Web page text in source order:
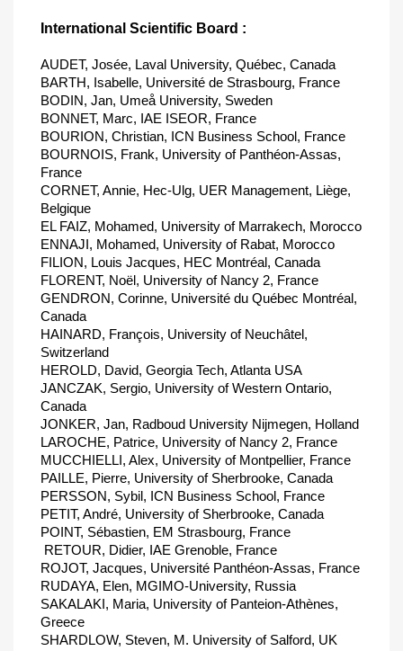
International Scientific Board :
AUDET, Josée, Laval University, Québec, Canada
BARTH, Isabelle, Université de Strasbourg, France
BODIN, Jan, Umeå University, Sweden
BONNET, Marc, IAE ISEOR, France
BOURION, Christian, ICN Business School, France
BOURNOIS, Frank, University of Panthéon-Assas,
France
CORNET, Annie, Hec-Ulg, UER Management, Liège,
Belgique
EL FAIZ, Mohamed, University of Marrakech, Morocco
ENNAJI, Mohamed, University of Rabat, Morocco
FILION, Louis Jacques, HEC Montréal, Canada
FLORENT, Noël, University of Nancy 2, France
GENDRON, Corinne, Université du Québec Montréal,
Canada
HAINARD, François, University of Neuchâtel,
Switzerland
HEROLD, David, Georgia Tech, Atlanta USA
JANCZAK, Sergio, University of Western Ontario,
Canada
JONKER, Jan, Radboud University Nijmegen, Holland
LAROCHE, Patrice, University of Nancy 2, France
MUCCHIELLI, Alex, University of Montpellier, France
PAILLE, Pierre, University of Sherbrooke, Canada
PERSSON, Sybil, ICN Business School, France
PETIT, André, University of Sherbrooke, Canada
POINT, Sébastien, EM Strasbourg, France
 RETOUR, Didier, IAE Grenoble, France
ROJOT, Jacques, Université Panthéon-Assas, France
RUDAYA, Elen, MGIMO-University, Russia
SAKALAKI, Maria, University of Panteion-Athènes,
Greece
SHARDLOW, Steven, M. University of Salford, UK